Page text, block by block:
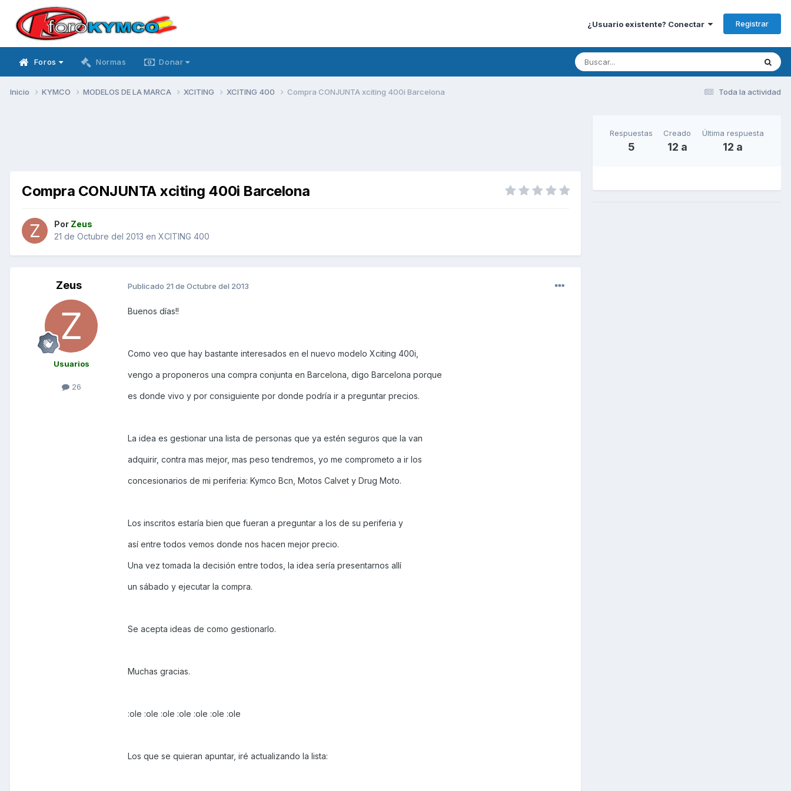
¿Usuario existente? Conectar Registrar
Foros Normas Donar
Toda la actividad
Inicio KYMCO MODELOS DE LA MARCA XCITING XCITING 400 Compra CONJUNTA xciting 400i Barcelona
Compra CONJUNTA xciting 400i Barcelona
Por Zeus
21 de Octubre del 2013 en XCITING 400
Zeus
Usuarios
26
Publicado 21 de Octubre del 2013
Buenos días!!
Como veo que hay bastante interesados en el nuevo modelo Xciting 400i,
vengo a proponeros una compra conjunta en Barcelona, digo Barcelona porque
es donde vivo y por consiguiente por donde podría ir a preguntar precios.
La idea es gestionar una lista de personas que ya estén seguros que la van
adquirir, contra mas mejor, mas peso tendremos, yo me comprometo a ir los
concesionarios de mi periferia: Kymco Bcn, Motos Calvet y Drug Moto.
Los inscritos estaría bien que fueran a preguntar a los de su periferia y
así entre todos vemos donde nos hacen mejor precio.
Una vez tomada la decisión entre todos, la idea sería presentarnos allí
un sábado y ejecutar la compra.
Se acepta ideas de como gestionarlo.
Muchas gracias.
:ole :ole :ole :ole :ole :ole :ole
Los que se quieran apuntar, iré actualizando la lista:
Respuestas
5
Creado
12 a
Última respuesta
12 a